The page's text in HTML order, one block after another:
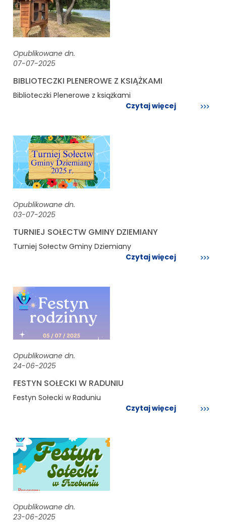
Opublikowane dn.
07-07-2025
BIBLIOTECZKI PLENEROWE Z KSIĄŻKAMI
Biblioteczki Plenerowe z książkami
Czytaj więcej
Opublikowane dn.
03-07-2025
TURNIEJ SOŁECTW GMINY DZIEMIANY
Turniej Sołectw Gminy Dziemiany
Czytaj więcej
Opublikowane dn.
24-06-2025
FESTYN SOŁECKI W RADUNIU
Festyn Sołecki w Raduniu
Czytaj więcej
Opublikowane dn.
23-06-2025